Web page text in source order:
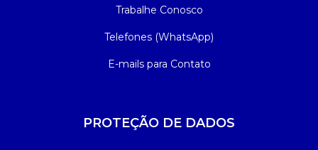
Trabalhe Conosco
Telefones (WhatsApp)
E-mails para Contato
PROTEÇÃO DE DADOS